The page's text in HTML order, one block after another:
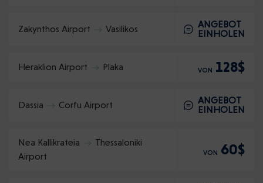
Zakynthos Airport Vasilikos
ANGEBOT
EINHOLEN
Heraklion Airport Plaka VON 128$
Dassia Corfu Airport
ANGEBOT
EINHOLEN
Nea Kallikrateia
Thessaloniki
Airport
VON 60$